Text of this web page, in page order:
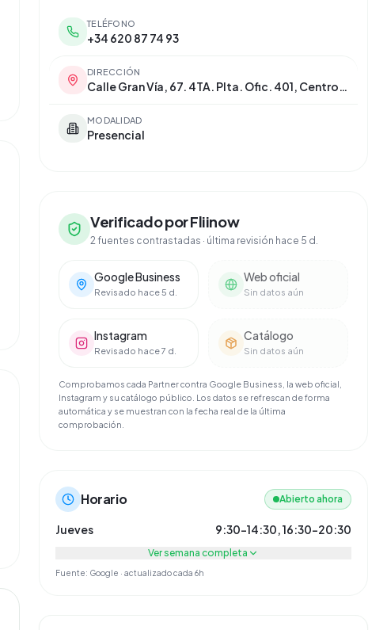
TELÉFONO
+34 620 87 74 93
DIRECCIÓN
Calle Gran Vía, 67. 4TA. Plta. Ofic. 401, Centro, 28013 Madrid
MODALIDAD
Presencial
Verificado por Fliinow
2 fuentes contrastadas · última revisión hace 5 d.
Google Business
Revisado hace 5 d.
Web oficial
Sin datos aún
Instagram
Revisado hace 7 d.
Catálogo
Sin datos aún
Comprobamos cada Partner contra Google Business, la web oficial,
Instagram y su catálogo público. Los datos se refrescan de forma
automática y se muestran con la fecha real de la última
comprobación.
Horario Abierto ahora
Jueves 9:30–14:30, 16:30–20:30
Ver semana completa
Fuente: Google · actualizado cada 6h